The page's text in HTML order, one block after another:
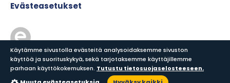
Evästeasetukset
© ePress Nordic
Käytämme sivustolla evästeitä analysoidaksemme sivuston
käyttöä ja suorituskykyä, sekä tarjotaksemme käyttäjillemme
parhaan käyttökokemuksen. Tutustu tietosuojaselosteeseen.